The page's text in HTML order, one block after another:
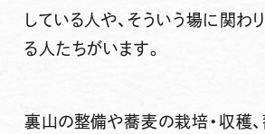
している人や、そういう場に関わ
る人たちがいます。
裏山の整備や蕎麦の栽培・収穫、